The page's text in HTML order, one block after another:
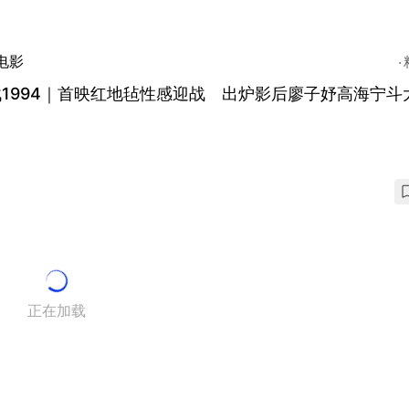
影
｜首映红地毡性感迎战 出炉影后廖子妤高海宁斗
正在加载